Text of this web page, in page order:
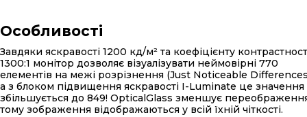
Особливості
Завдяки яскравості 1200 кд/м² та коефіцієнту
1300:1 монітор дозволяє візуалізувати неймовірні 770
елементів на межі розрізнення (Just Noticeable
а з блоком підвищення яскравості I-Luminate це значення
збільшується до 849! OpticalGlass зменшує
тому зображення відображаються у всій їхній чіткості.